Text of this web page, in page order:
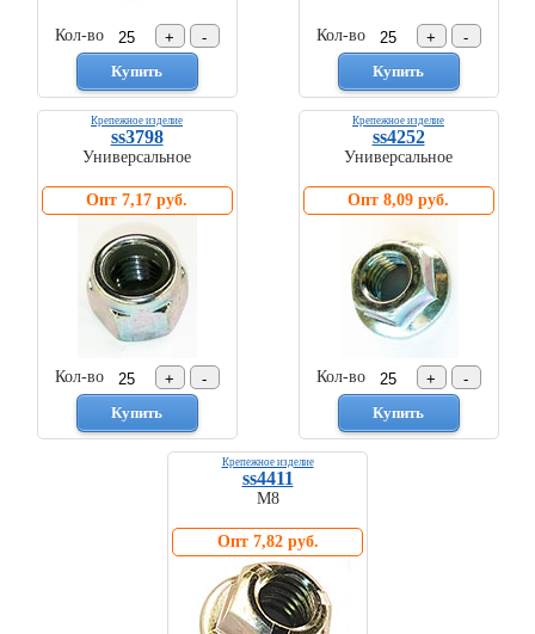
Кол-во Кол-во
Крепежное изделие
ss3798
Универсальное
Опт 7,17 руб.
Кол-во
Крепежное изделие
ss4252
Универсальное
Опт 8,09 руб.
Кол-во
Крепежное изделие
ss4411
М8
Опт 7,82 руб.